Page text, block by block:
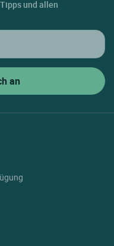
und allen